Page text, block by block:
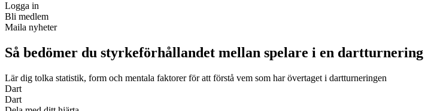
Logga in
Bli medlem
Maila nyheter
Så bedömer du styrkeförhållandet mellan spelare i en dartturnering
Lär dig tolka statistik, form och mentala faktorer för att förstå vem som har övertaget i dartturneringen
Dart
Dart